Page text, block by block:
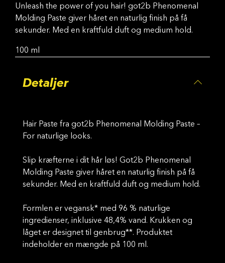
Unleash the power of you hair! got2b Phenomenal
Molding Paste giver håret en naturlig finish på få
sekunder. Med en kraftfuld duft og medium hold.
100 ml
Detaljer
Hair Paste fra got2b Phenomenal Molding Paste –
For naturlige looks.
Slip kræfterne i dit hår løs! Got2b Phenomenal
Molding Paste giver håret en naturlig finish på få
sekunder. Med en kraftfuld duft og medium hold.
Formlen er vegansk* med 96 % naturlige
ingredienser, inklusive 48,4% vand. Krukken og
låget er designet til genbrug**. Produktet
indeholder en mængde på 100 ml.